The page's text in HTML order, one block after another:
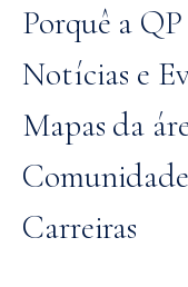
Porquê a
Notícias e
Mapas da
Comunidade
Carreiras